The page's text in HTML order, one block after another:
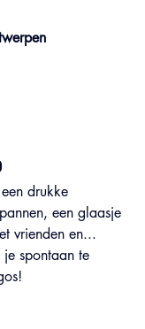
drukke
een glaasje
vrienden en...
spontaan te